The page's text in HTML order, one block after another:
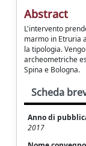
Abstract
L'intervento
marmo in Etruria
la tipologia.
archeometriche
Spina e Bologna.
Scheda
Anno di
2017